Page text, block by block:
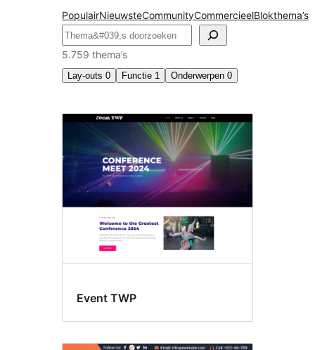
PopulairNieuwsteCommunityCommercieelBlokthema’s
Zoeken
5.759 thema’s
Lay-outs 0 Functie 1 Onderwerpen 0
Volledige
breedte
template
Event TWP